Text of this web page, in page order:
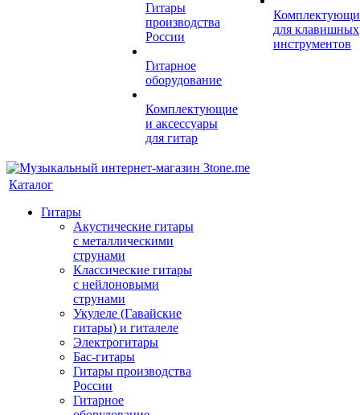
Гитары
производства
России
Гитарное
оборудование
Комплектующие
и аксессуары
для гитар
для клавишных
инструментов
Каталог
Гитары
Акустические гитары
с металлическими
струнами
Классические гитары
с нейлоновыми
струнами
Укулеле (Гавайские
гитары) и гиталеле
Электрогитары
Бас-гитары
Гитары производства
России
Гитарное